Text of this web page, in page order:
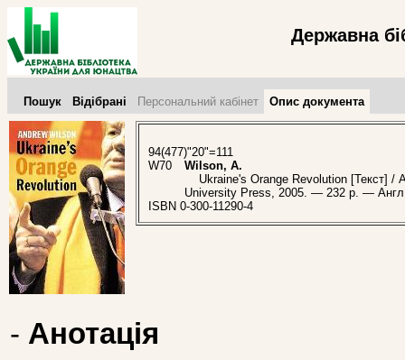
Державна
Пошук Відібрані Персональний кабінет Опис документа
94(477)"20"=111
W70
Wilson, A.
Ukraine's Orange Revolution [Текст] /
University Press, 2005. — 232 p. —
ISBN 0-300-11290-4
- Анотація